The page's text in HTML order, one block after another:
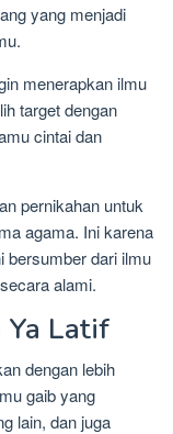
yang menjadi
menerapkan ilmu
target dengan
cintai dan
pernikahan untuk
agama. Ini karena
bersumber dari ilmu
alami.
Ya Latif
dengan lebih
gaib yang
lain, dan juga